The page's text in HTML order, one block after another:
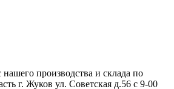
производства и склада по
г. Жуков ул. Советская д.56 с 9-00